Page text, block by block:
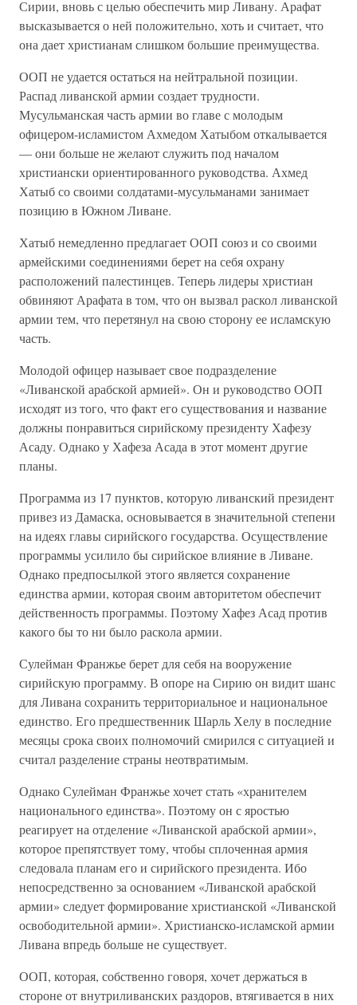
Сирии, вновь с целью обеспечить мир Ливану. Арафат
высказывается о ней положительно, хоть и считает, что
она дает христианам слишком большие преимущества.
ООП не удается остаться на нейтральной позиции.
Распад ливанской армии создает трудности.
Мусульманская часть армии во главе с молодым
офицером-исламистом Ахмедом Хатыбом откалывается
— они больше не желают служить под началом
христиански ориентированного руководства. Ахмед
Хатыб со своими солдатами-мусульманами занимает
позицию в Южном Ливане.
Хатыб немедленно предлагает ООП союз и со своими
армейскими соединениями берет на себя охрану
расположений палестинцев. Теперь лидеры христиан
обвиняют Арафата в том, что он вызвал раскол ливанской
армии тем, что перетянул на свою сторону ее исламскую
часть.
Молодой офицер называет свое подразделение
«Ливанской арабской армией». Он и руководство ООП
исходят из того, что факт его существования и название
должны понравиться сирийскому президенту Хафезу
Асаду. Однако у Хафеза Асада в этот момент другие
планы.
Программа из 17 пунктов, которую ливанский президент
привез из Дамаска, основывается в значительной степени
на идеях главы сирийского государства. Осуществление
программы усилило бы сирийское влияние в Ливане.
Однако предпосылкой этого является сохранение
единства армии, которая своим авторитетом обеспечит
действенность программы. Поэтому Хафез Асад против
какого бы то ни было раскола армии.
Сулейман Франжье берет для себя на вооружение
сирийскую программу. В опоре на Сирию он видит шанс
для Ливана сохранить территориальное и национальное
единство. Его предшественник Шарль Хелу в последние
месяцы срока своих полномочий смирился с ситуацией и
считал разделение страны неотвратимым.
Однако Сулейман Франжье хочет стать «хранителем
национального единства». Поэтому он с яростью
реагирует на отделение «Ливанской арабской армии»,
которое препятствует тому, чтобы сплоченная армия
следовала планам его и сирийского президента. Ибо
непосредственно за основанием «Ливанской арабской
армии» следует формирование христианской «Ливанской
освободительной армии». Христианско-исламской армии
Ливана впредь больше не существует.
ООП, которая, собственно говоря, хочет держаться в
стороне от внутриливанских раздоров, втягивается в них